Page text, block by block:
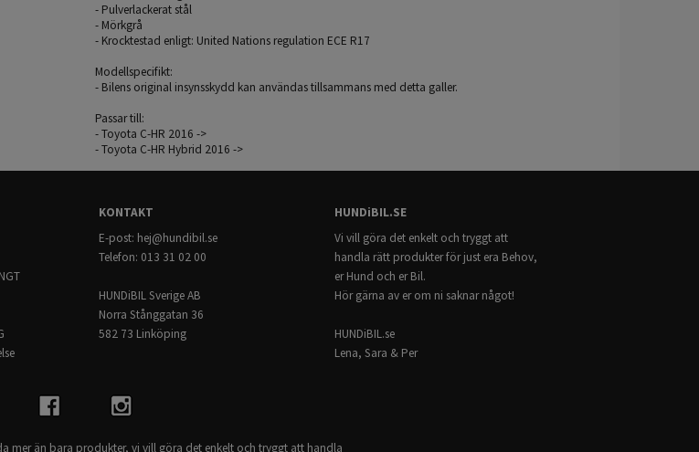
- Pulverlackerat stål
- Mörkgrå
- Krocktestad enligt: United Nations regulation ECE R17
Modellspecifikt:
- Bilens original insynsskydd kan användas tillsammans med detta galler.
Passar till:
- Toyota C-HR 2016 ->
- Toyota C-HR Hybrid 2016 ->
KONTAKT
E-post: hej@hundibil.se
Telefon: 013 31 02 00
HUNDiBIL Sverige AB
Norra Stånggatan 36
582 73 Linköping
HUNDiBIL.SE
Vi vill göra det enkelt och tryggt att
handla rätt produkter för just era Behov,
er Hund och er Bil.
Hör gärna av er om ni saknar något!
HUNDiBIL.se
Lena, Sara & Per
mer än bara produkter, vi vill göra det enkelt och tryggt att handla